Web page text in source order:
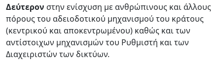
Δεύτερον στην ενίσχυση με ανθρώπινους και άλλους
πόρους του αδειοδοτικού μηχανισμού του κράτους
(κεντρικού και αποκεντρωμένου) καθώς και των
αντίστοιχων μηχανισμών του Ρυθμιστή και των
Διαχειριστών των δικτύων.